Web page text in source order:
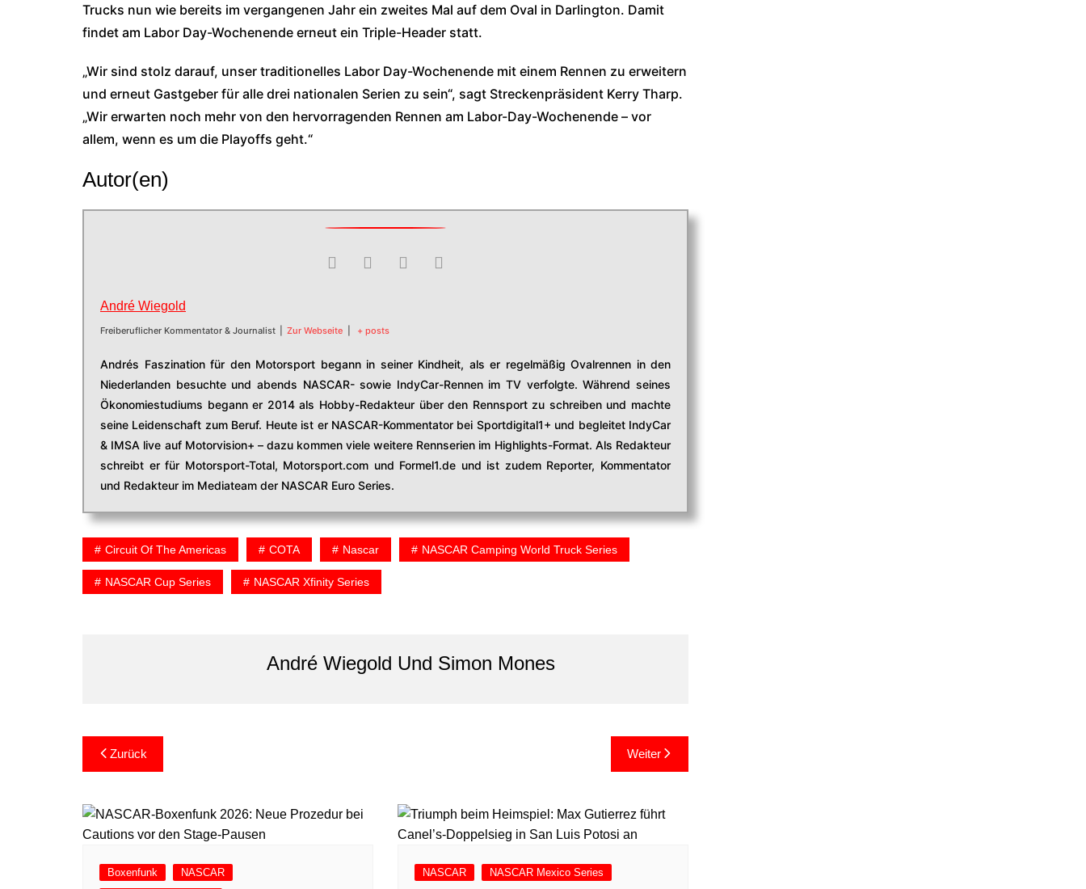
Trucks nun wie bereits im vergangenen Jahr ein zweites Mal auf dem Oval in Darlington. Damit
findet am Labor Day-Wochenende erneut ein Triple-Header statt.
„Wir sind stolz darauf, unser traditionelles Labor Day-Wochenende mit einem Rennen zu erweitern
und erneut Gastgeber für alle drei nationalen Serien zu sein“, sagt Streckenpräsident Kerry Tharp.
„Wir erwarten noch mehr von den hervorragenden Rennen am Labor-Day-Wochenende – vor
allem, wenn es um die Playoffs geht.“
Autor(en)
André Wiegold
Freiberuflicher Kommentator & Journalist Zur Webseite + posts
Andrés Faszination für den Motorsport begann in seiner Kindheit, als er regelmäßig Ovalrennen in den
Niederlanden besuchte und abends NASCAR- sowie IndyCar-Rennen im TV verfolgte. Während seines
Ökonomiestudiums begann er 2014 als Hobby-Redakteur über den Rennsport zu schreiben und machte
seine Leidenschaft zum Beruf. Heute ist er NASCAR-Kommentator bei Sportdigital1+ und begleitet IndyCar
& IMSA live auf Motorvision+ – dazu kommen viele weitere Rennserien im Highlights-Format. Als Redakteur
schreibt er für Motorsport-Total, Motorsport.com und Formel1.de und ist zudem Reporter, Kommentator
und Redakteur im Mediateam der NASCAR Euro Series.
Circuit Of The Americas COTA Nascar NASCAR Camping World Truck Series
NASCAR Cup Series NASCAR Xfinity Series
André Wiegold Und Simon Mones
Beitragsnavigation
Zurück Weiter
Boxenfunk NASCAR NASCAR NASCAR Mexico Series